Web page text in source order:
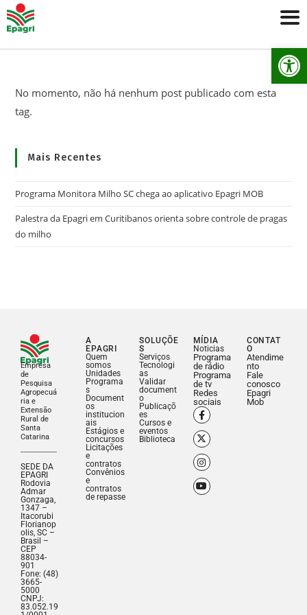
No momento, não há nenhum post publicado com esta
tag.
Mais Recentes
Programa Monitora Milho SC chega ao aplicativo Epagri MOB
Palestra da Epagri em Curitibanos orienta sobre controle de pragas
do milho
Empresa
de
Pesquisa
Agropecuá
ria e
Extensão
Rural de
Santa
Catarina
SEDE DA
EPAGRI
Rodovia
Admar
Gonzaga,
1347 –
Itacorubi
Florianop
olis, SC –
Brasil –
CEP
88034-
901
Fone: (48)
3665-
5000
CNPJ:
83.052.19
A
EPAGRI
Quem
somos
Unidades
Programa
s
Document
os
institucion
ais
Estágios e
concursos
Licitações
e
contratos
Convênios
e
contratos
de repasse
SOLUÇÕE
S
Serviços
Tecnologi
as
Validar
document
o
Publicaçõ
es
Cursos e
eventos
Biblioteca
MÍDIA
Noticias
Programa
de rádio
Programa
de tv
Redes
sociais
CONTAT
O
Atendime
nto
Fale
conosco
Epagri
Mob